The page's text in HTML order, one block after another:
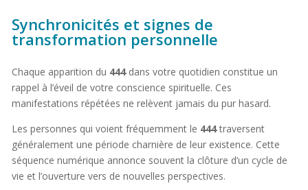
Synchronicités et signes de
transformation personnelle
Chaque apparition du 444dans votre quotidien constitue un
rappel à l’éveil de votre conscience spirituelle. Ces
manifestations répétées ne relèvent jamais du pur hasard.
Les personnes qui voient fréquemment le 444traversent
généralement une période charnière de leur existence. Cette
séquence numérique annonce souvent la clôture d’un cycle de
vie et l’ouverture vers de nouvelles perspectives.